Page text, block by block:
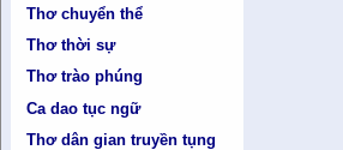
Thơ chuyển thể
Thơ thời sự
Thơ trào phúng
Ca dao tục ngữ
Thơ dân gian truyền tụng